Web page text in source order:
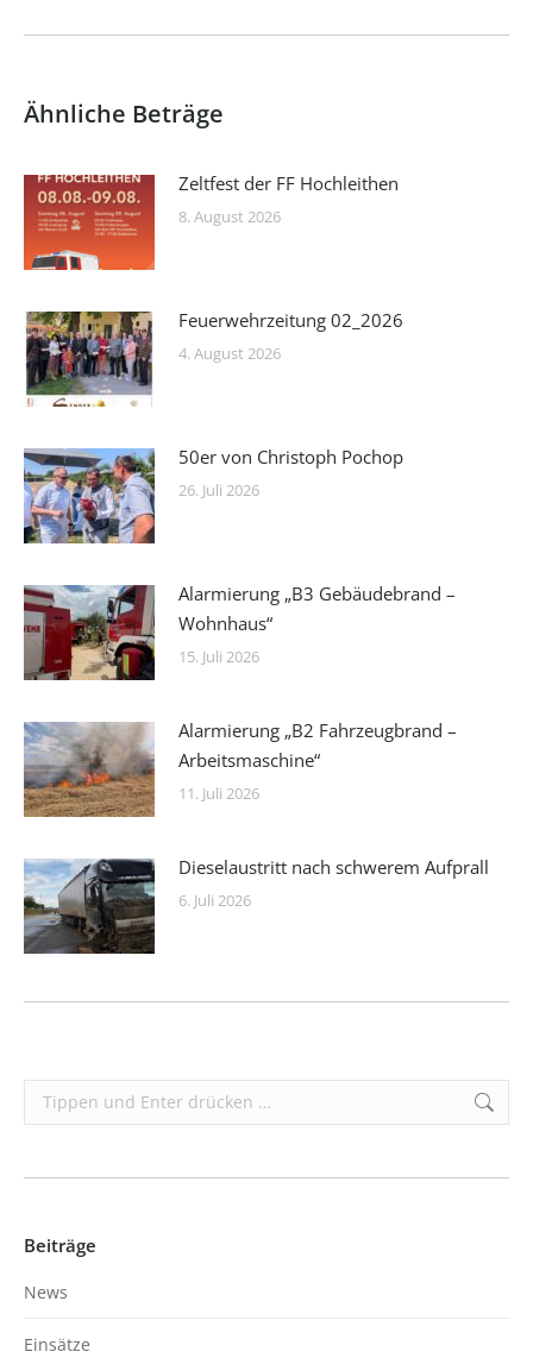
Ähnliche Beträge
Zeltfest der FF Hochleithen
8. August 2026
Feuerwehrzeitung 02_2026
4. August 2026
50er von Christoph Pochop
26. Juli 2026
Alarmierung „B3 Gebäudebrand –
Wohnhaus“
15. Juli 2026
Alarmierung „B2 Fahrzeugbrand –
Arbeitsmaschine“
11. Juli 2026
Dieselaustritt nach schwerem Aufprall
6. Juli 2026
Search:
Beiträge
News
Einsätze